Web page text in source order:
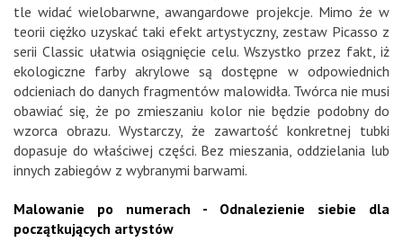
tle widać wielobarwne, awangardowe projekcje. Mimo że w
teorii ciężko uzyskać taki efekt artystyczny, zestaw Picasso z
serii Classic ułatwia osiągnięcie celu. Wszystko przez fakt, iż
ekologiczne farby akrylowe są dostępne w odpowiednich
odcieniach do danych fragmentów malowidła. Twórca nie musi
obawiać się, że po zmieszaniu kolor nie będzie podobny do
wzorca obrazu. Wystarczy, że zawartość konkretnej tubki
dopasuje do właściwej części. Bez mieszania, oddzielania lub
innych zabiegów z wybranymi barwami.
Malowanie po numerach - Odnalezienie siebie dla
początkujących artystów